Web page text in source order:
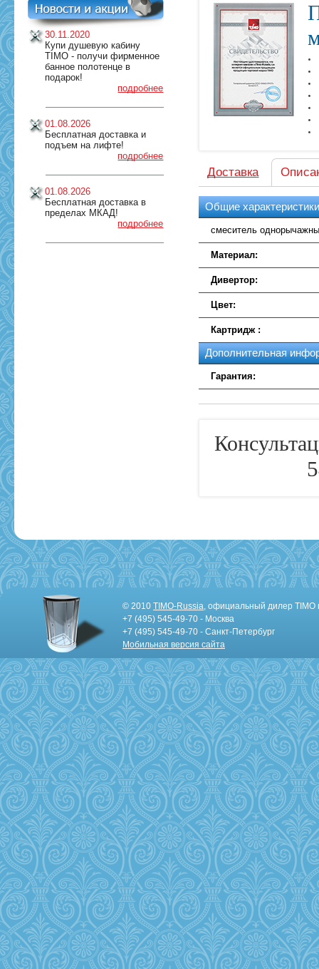
30.11.2020
Купи душевую кабину
TIMO - получи фирменное
банное полотенце в
подарок!
подробнее
01.08.2026
Бесплатная доставка и
подъем на лифте!
подробнее
01.08.2026
Бесплатная доставка в
пределах МКАД!
подробнее
Доставка
Общие
смеситель
Материал:
Дивертор:
Цвет:
Картридж :
Дополнительная
Гарантия:
© 2010 TIMO-Russia, официальный дилер TIMO
+7 (495) 545-49-70 - Москва
+7 (495) 545-49-70 - Санкт-Петербург
Мобильная версия сайта